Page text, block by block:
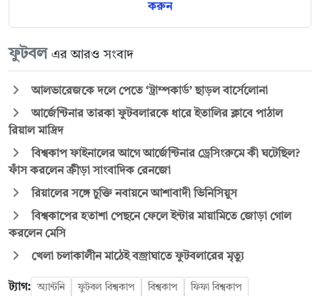
করুন
ফুটবল এর আরও সংবাদ
আলভারেজকে দলে পেতে ‘ট্রাম্পকার্ড’ ছাড়ল বার্সেলোনা
আর্জেন্টিনার তারকা ফুটবলারকে ধারে ইতালির ক্লাবে পাঠাল
রিয়াল মাদ্রিদ
বিশ্বকাপ ফাইনালের আগে আর্জেন্টিনার ড্রেসিংরুমে কী ঘটেছিল?
ফাঁস করলেন ক্রীড়া সাংবাদিক রেনজো
রিয়ালের সঙ্গে চুক্তি নবায়নে আশাবাদী ভিনিসিয়ুস
বিশ্বকাপের হতাশা পেছনে ফেলে ইন্টার মায়ামিতে জোড়া গোল
করলেন মেসি
খেলা চলাকালীন মাঠেই বজ্রাঘাতে ফুটবলারের মৃত্যু
ট্যাগ: অ্যান্টনি ফুটবল বিশ্বকাপ বিশ্বকাপ ফিফা বিশ্বকাপ